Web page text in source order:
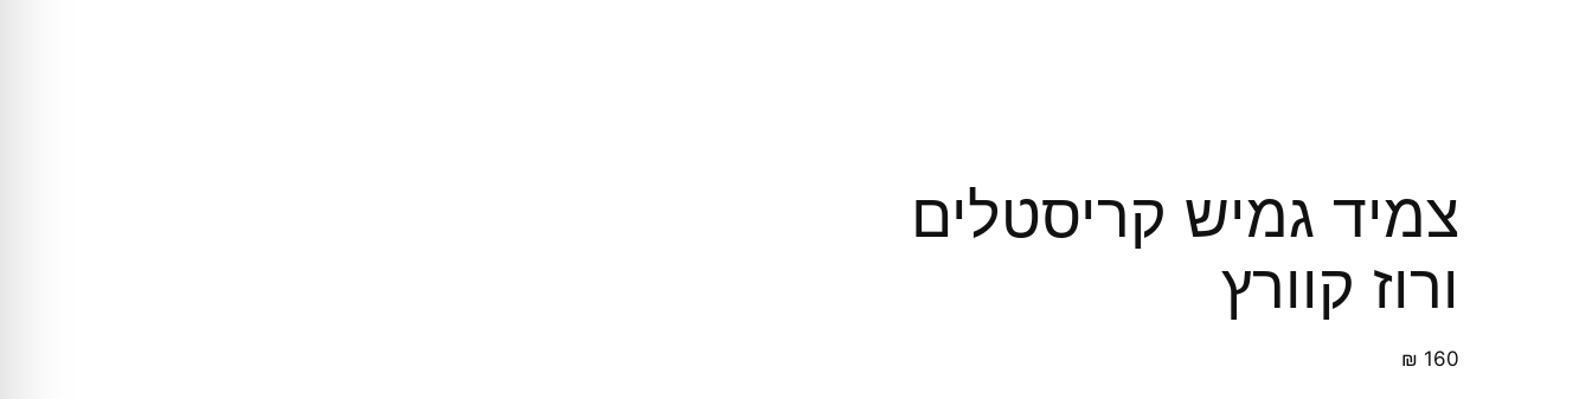
צמיד גמיש קריסטלים
ורוז קוורץ
₪ 160